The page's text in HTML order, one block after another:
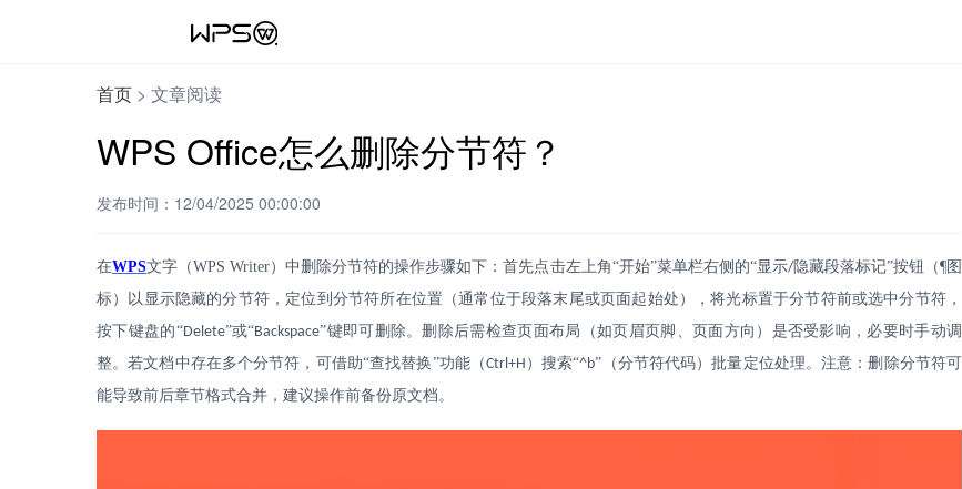
首页 > 文章阅读
WPS Office怎么删除分节符？
发布时间：12/04/2025 00:00:00
在WPS文字（WPS Writer）中删除分节符的操作步骤如下：首先点击左上角“开始”菜单栏右侧的“显示/隐藏段落标记”按钮（¶图
标）以显示隐藏的分节符，定位到分节符所在位置（通常位于段落末尾或页面起始处），将光标置于分节符前或选中分节符，
按下键盘的“Delete”或“Backspace”键即可删除。删除后需检查页面布局（如页眉页脚、页面方向）是否受影响，必要时手动调
整。若文档中存在多个分节符，可借助“查找替换”功能（Ctrl+H ）搜索“^b”（分节符代码）批量定位处理。注意：删除分节符可
能导致前后章节格式合并，建议操作前备份原文档。